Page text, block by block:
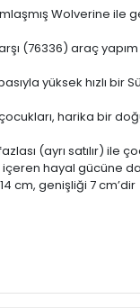
Wolverine
(76336) araç
yüksek hızlı bir
harika bir
(ayrı satılır) ile
içeren hayal gücüne
cm, genişliği 7 cm’dir